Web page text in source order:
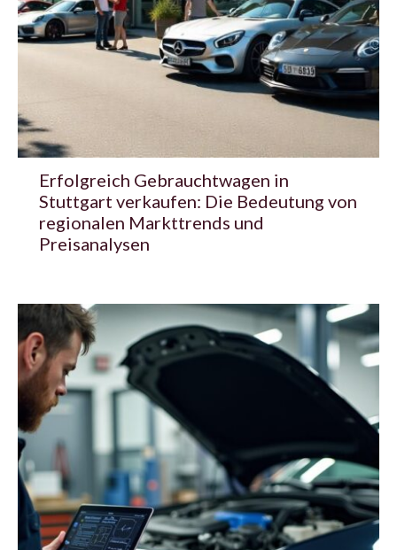
Erfolgreich Gebrauchtwagen in
Stuttgart verkaufen: Die Bedeutung von
regionalen Markttrends und
Preisanalysen